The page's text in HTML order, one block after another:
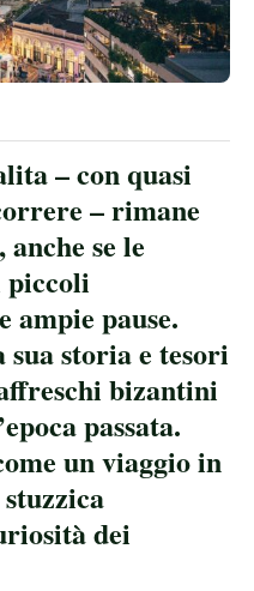
– con quasi
– rimane
se le
piccoli
ampie pause.
storia e tesori
bizantini
passata.
un viaggio in
dei